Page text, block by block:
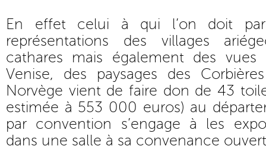
En effet celui à qui l’on doit
représentations des villages
cathares mais également des
Venise, des paysages des
Norvège vient de faire don de 43
estimée à 553 000 euros) au
par convention s’engage à les
dans une salle à sa convenance